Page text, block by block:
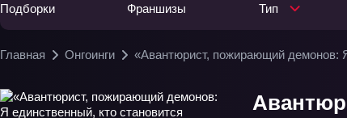
Подборки Франшизы Тип
Главная Онгоинги «Авантюрист, пожирающий демонов: